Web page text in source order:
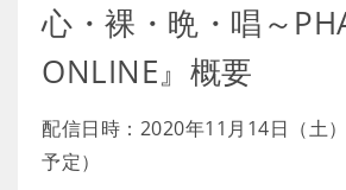
心・裸・晩・唱～
ONLINE』概要
配信日時：2020年11月14日（土
予定）